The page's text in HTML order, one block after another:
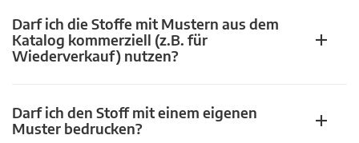
Darf ich die Stoffe mit Mustern aus dem
Katalog kommerziell (z.B. für
Wiederverkauf) nutzen?
Darf ich den Stoff mit einem eigenen
Muster bedrucken?